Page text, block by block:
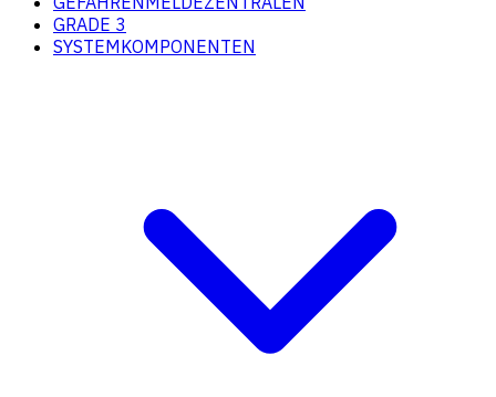
GRADE 3
SYSTEMKOMPONENTEN